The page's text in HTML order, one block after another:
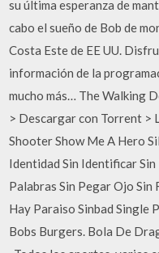
su última esperanza de
cabo el sueño de Bob de
Costa Este de EE UU.
información de la
mucho más… The Walking
> Descargar con Torrent >
Shooter Show Me A Hero
Identidad Sin Identificar
Palabras Sin Pegar Ojo Sin
Hay Paraiso Sinbad Single
Bobs Burgers. Bola De